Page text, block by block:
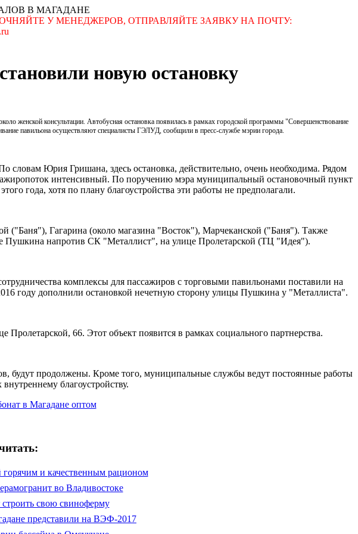
В МАГАДАНЕ
У МЕНЕДЖЕРОВ, ОТПРАВЛЯЙТЕ ЗАЯВКУ НА ПОЧТУ:
новую остановку
женской консультации. Автобусная остановка появилась в рамках городской программы "Совершенствование
павильона осуществляют специалисты ГЭЛУД, сообщили в пресс-службе мэрии города.
словам Юрия Гришана, здесь остановка, действительно, очень необходима. Рядом
интенсивный. По поручению мэра муниципальный остановочный пункт
года, хотя по плану благоустройства эти работы не предполагали.
("Баня"), Гагарина (около магазина "Восток"), Марчеканской ("Баня"). Также
Пушкина напротив СК "Металлист", на улице Пролетарской (ТЦ "Идея").
комплексы для пассажиров с торговыми павильонами поставили на
году дополнили остановкой нечетную сторону улицы Пушкина у "Металлиста".
66. Этот объект появится в рамках социального партнерства.
будут продолжены. Кроме того, муниципальные службы ведут постоянные работы
благоустройству.
в Магадане оптом
горячим и качественным рационом
во Владивостоке
свою свиноферму
представили на ВЭФ-2017